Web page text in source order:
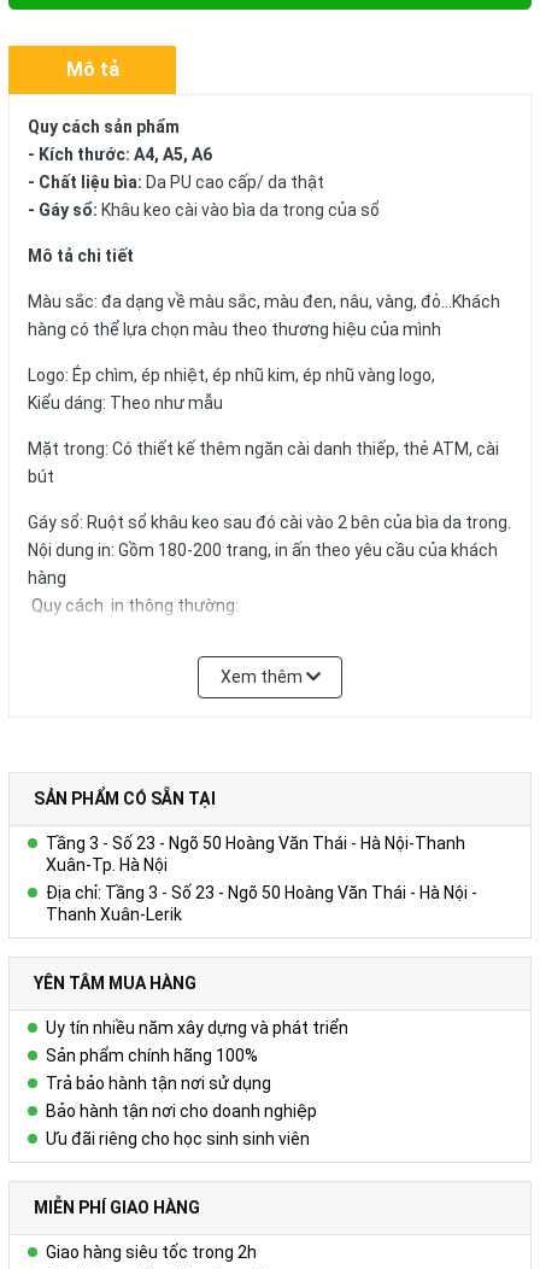
Mô tả
Quy cách sản phẩm
- Kích thước: A4, A5, A6
- Chất liệu bìa: Da PU cao cấp/ da thật
- Gáy sổ: Khâu keo cài vào bìa da trong của sổ
Mô tả chi tiết
Màu sắc: đa dạng về màu sắc, màu đen, nâu, vàng, đỏ...Khách
hàng có thể lựa chọn màu theo thương hiệu của mình
Logo: Ép chìm, ép nhiệt, ép nhũ kim, ép nhũ vàng logo,
Kiểu dáng: Theo như mẫu
Mặt trong: Có thiết kế thêm ngăn cài danh thiếp, thẻ ATM, cài
bút
Gáy sổ: Ruột sổ khâu keo sau đó cài vào 2 bên của bìa da trong.
Nội dung in: Gồm 180-200 trang, in ấn theo yêu cầu của khách
hàng
Quy cách in thông thường:
+ Trang viết: in 01 màu 01 nội dung trên giấy offset 80g màu
+ Kích thước trang giấy in: 14.5x20.6cm
Số lượng và màu sắc của giấy hay mẫu mã của sản phẩm có
thể được đặt theo yêu cầu của khách hàng.
Xem thêm
SẢN PHẨM CÓ SẴN TẠI
Tầng 3 - Số 23 - Ngõ 50 Hoàng Văn Thái - Hà Nội-Thanh
Xuân-Tp. Hà Nội
Địa chỉ: Tầng 3 - Số 23 - Ngõ 50 Hoàng Văn Thái - Hà Nội -
Thanh Xuân-Lerik
YÊN TÂM MUA HÀNG
Uy tín nhiều năm xây dựng và phát triển
Sản phẩm chính hãng 100%
Trả bảo hành tận nơi sử dụng
Bảo hành tận nơi cho doanh nghiệp
Ưu đãi riêng cho học sinh sinh viên
MIỄN PHÍ GIAO HÀNG
Giao hàng siêu tốc trong 2h